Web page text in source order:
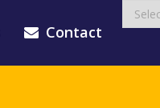
Contact